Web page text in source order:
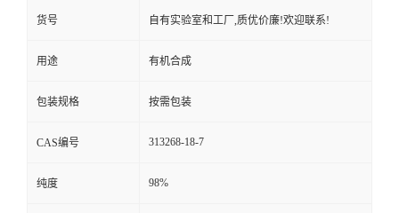
货号 自有实验室和工厂,质优价廉!欢迎联系!
用途 有机合成
包装规格 按需包装
CAS编号 313268-18-7
纯度 98%